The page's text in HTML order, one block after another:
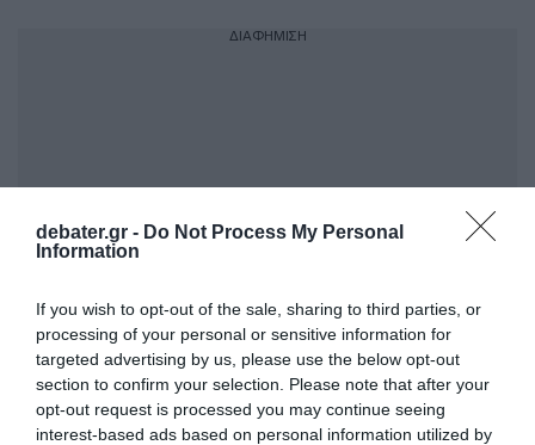
debater.gr - Do Not Process My Personal
Information
If you wish to opt-out of the sale, sharing to third parties, or
processing of your personal or sensitive information for
targeted advertising by us, please use the below opt-out
section to confirm your selection. Please note that after your
opt-out request is processed you may continue seeing
interest-based ads based on personal information utilized by
ΔΙΑΦΗΜΙΣΗ
ΣΧΟΛΙΑ